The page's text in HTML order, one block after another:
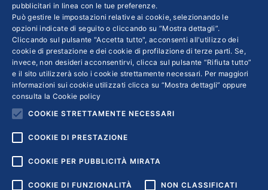
Serve una visione di profonda e positiva
discontinuità che metta fine a provvedimenti
estemporanei e frammentati e restituisca
centralità alle imprese come strumento per
creare reddito e lavoro. Anticipiamo
l’intervento del neopresidente di Confindustria
sul prossimo numero dell’Imprenditore
pubblicitari in linea con le tue preferenze.
Può gestire le impostazioni relative ai cookie, selezionando le
opzioni indicate di seguito o cliccando su “Mostra dettagli”.
Cliccando sul pulsante "Accetta tutto", acconsenti all'utilizzo dei
cookie di prestazione e dei cookie di profilazione di terze parti. Se,
invece, non desideri acconsentirvi, clicca sul pulsante “Rifiuta tutto”
e il sito utilizzerà solo i cookie strettamente necessari. Per maggiori
informazioni sui cookie utilizzati clicca su “Mostra dettagli” oppure
consulta la Cookie policy
COOKIE STRETTAMENTE NECESSARI
COOKIE DI PRESTAZIONE
COOKIE PER PUBBLICITÀ MIRATA
COOKIE DI FUNZIONALITÀ NON CLASSIFICATI